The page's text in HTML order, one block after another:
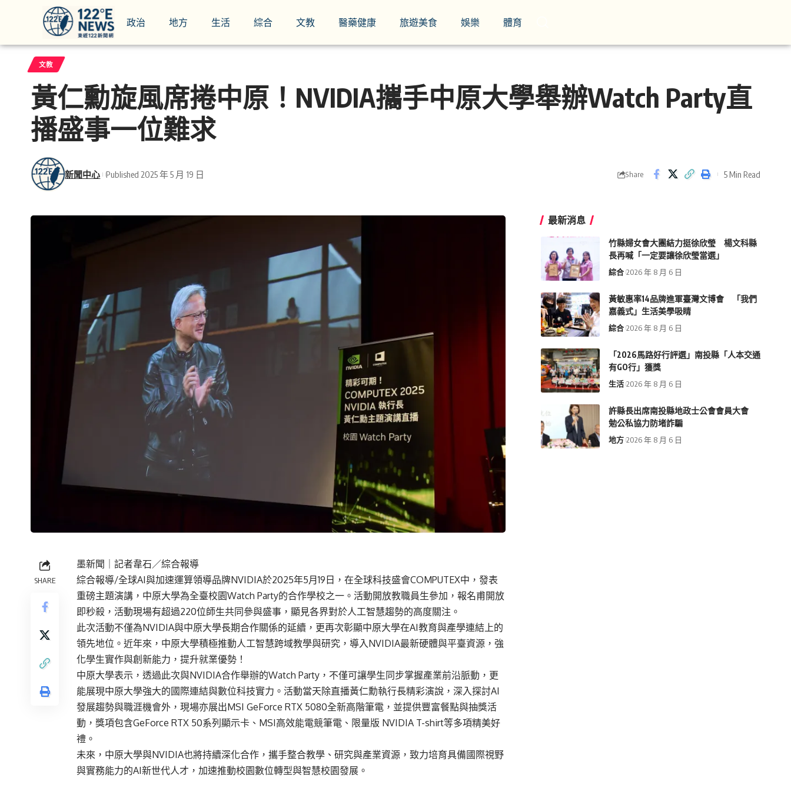
政治 地方 生活 綜合 文教 醫藥健康 旅遊美食 娛樂 體育
文教
黃仁勳旋風席捲中原！NVIDIA攜手中原大學舉辦Watch Party直
播盛事一位難求
新聞中心 Published 2025 年 5 月 19 日 Share 5 Min Read
SHARE
墨新聞 ｜記者韋石／綜合報導
綜合報導/全球AI與加速運算領導品牌NVIDIA於2025年5月19日，在全球科技盛會COMPUTEX中，發表
重磅主題演講，中原大學為全臺校園Watch Party的合作學校之一。活動開放教職員生參加，報名甫開放
即秒殺，活動現場有超過220位師生共同參與盛事，顯見各界對於人工智慧趨勢的高度關注。
此次活動不僅為NVIDIA與中原大學長期合作關係的延續，更再次彰顯中原大學在AI教育與產學連結上的
領先地位。近年來，中原大學積極推動人工智慧跨域教學與研究，導入NVIDIA最新硬體與平臺資源，強
化學生實作與創新能力，提升就業優勢！
中原大學表示，透過此次與NVIDIA合作舉辦的Watch Party，不僅可讓學生同步掌握產業前沿脈動，更
能展現中原大學強大的國際連結與數位科技實力。活動當天除直播黃仁勳執行長精彩演說，深入探討AI
發展趨勢與職涯機會外，現場亦展出MSI GeForce RTX 5080全新高階筆電，並提供豐富餐點與抽獎活
動，獎項包含GeForce RTX 50系列顯示卡、MSI高效能電競筆電、限量版 NVIDIA T-shirt等多項精美好
禮。
未來，中原大學與NVIDIA也將持續深化合作，攜手整合教學、研究與產業資源，致力培育具備國際視野
與實務能力的AI新世代人才，加速推動校園數位轉型與智慧校園發展。
最新消息
竹縣婦女會大團結力挺徐欣瑩 楊文科縣
長再喊「一定要讓徐欣瑩當選」
綜合 2026 年 8 月 6 日
黃敏惠率14品牌進軍臺灣文博會 「我們
嘉義式」生活美學吸睛
綜合 2026 年 8 月 6 日
「2026馬路好行評選」南投縣「人本交通
有GO行」獲獎
生活 2026 年 8 月 6 日
許縣長出席南投縣地政士公會會員大會
勉公私協力防堵詐騙
地方 2026 年 8 月 6 日